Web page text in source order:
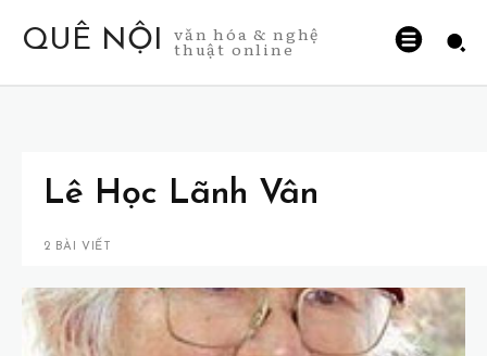
QUÊ NỘI văn hóa & nghệ
thuật online
Lê Học Lãnh Vân
2 BÀI VIẾT